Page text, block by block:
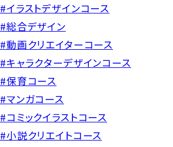
#イラストデザインコース
#総合デザイン
#動画クリエイターコース
#キャラクターデザインコース
#保育コース
#マンガコース
#コミックイラストコース
#小説クリエイトコース